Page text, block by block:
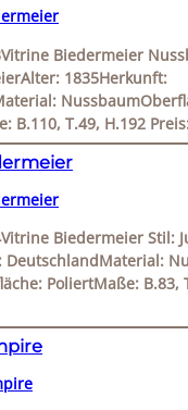
Biedermeier
1835Herkunft:
B.110, T.49, H.192
Biedermeier Stil:
DeutschlandMaterial:
PoliertMaße: B.83,